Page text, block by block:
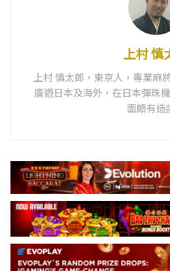
上村 慎
上村 慎太郎，東京人，專業麻
廣遊日本及海外，在日本彈珠
面頗有造